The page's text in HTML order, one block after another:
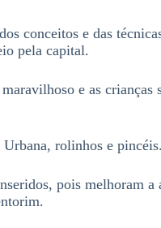
conceitos e das
pela capital.
e as
rolinhos e pincéis.
pois melhoram a